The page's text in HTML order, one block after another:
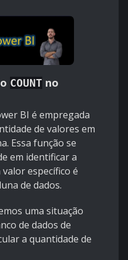
COUNT no
BI é empregada
de valores em
Essa função se
em identificar a
específico é
de dados.
uma situação
de dados de
a quantidade de